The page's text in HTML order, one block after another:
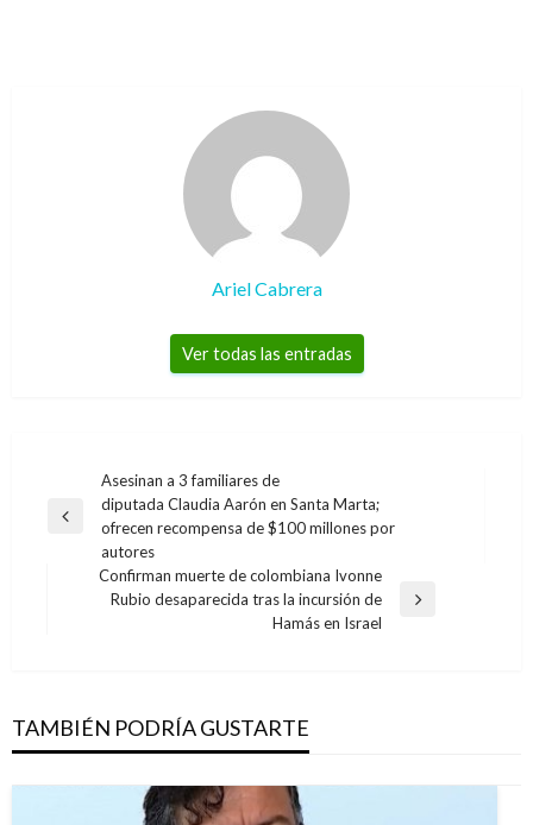
Ariel Cabrera
Ver todas las entradas
Navegación
de
entradas
Entrada
Asesinan a 3 familiares de
diputada Claudia Aarón en Santa Marta;
ofrecen recompensa de $100 millones por
autores
Entrada
Confirman muerte de colombiana Ivonne
Rubio desaparecida tras la incursión de
Hamás en Israel
TAMBIÉN PODRÍA GUSTARTE